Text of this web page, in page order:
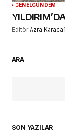
GENELGÜNDEM
Editör Azra Karaca
ARA
SON YAZILAR